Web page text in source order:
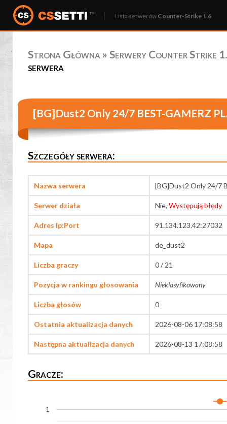
Lista serwerów Counter-Strike 1.6
Strona Główna » Serwery Counter Strike
serwera
[BG]Dust2 Only 24/7 BEST-GAMERZ
Szczegóły serwera:
Nazwa serwera [BG]Dust2 Only 24/7
Serwer działa Nie, Występują błędy
Adres Ip:Port 91.134.123.42:27032
Mapa de_dust2
Liczba graczy 0 / 21
Pozycja w rankingu głosowania Nieklasyfikowany
Liczba głosów 0
Ostatnia aktualizacja danych 2026-08-06 17:08:58
Następna aktualizacja danych 2026-08-13 17:08:58
Gracze:
1